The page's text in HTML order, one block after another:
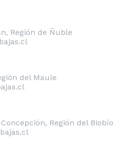
Región de Ñuble
del Maule
Región del Biobío